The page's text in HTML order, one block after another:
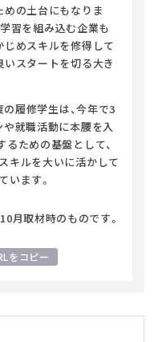
めの土台にもなりま
習を組み込む企業も
じめスキルを修得して
いスタートを切る大き
履修学生は、今年で3
や就職活動に本腰を入
ための基盤として、
キルを大いに活かして
います。
月取材時のものです。
をコピー